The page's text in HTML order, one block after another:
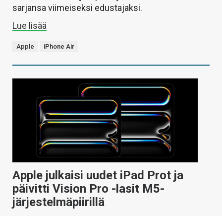
sarjansa viimeiseksi edustajaksi.
Lue lisää
Apple iPhone Air
Apple julkaisi uudet iPad Prot ja
päivitti Vision Pro -lasit M5-
järjestelmäpiirillä